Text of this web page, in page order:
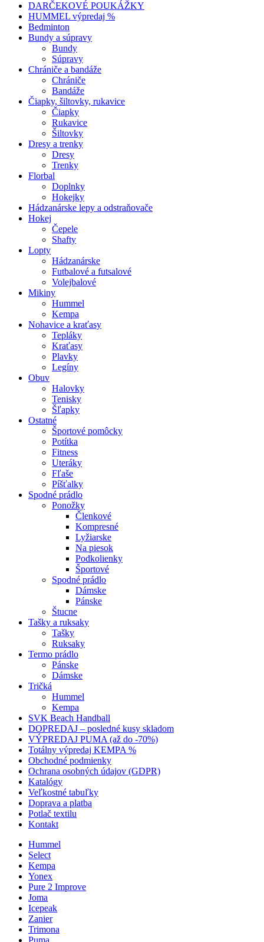
DARČEKOVÉ POUKÁŽKY
HUMMEL výpredaj %
Bedminton
Bundy a súpravy
Bundy
Súpravy
Chrániče a bandáže
Chrániče
Bandáže
Čiapky, šiltovky, rukavice
Čiapky
Rukavice
Šiltovky
Dresy a trenky
Dresy
Trenky
Florbal
Doplnky
Hokejky
Hádzanárske lepy a odstraňovače
Hokej
Čepele
Shafty
Lopty
Hádzanárske
Futbalové a futsalové
Volejbalové
Mikiny
Hummel
Kempa
Nohavice a kraťasy
Tepláky
Kraťasy
Plavky
Legíny
Obuv
Halovky
Tenisky
Šľapky
Ostatné
Športové pomôcky
Potítka
Fitness
Uteráky
Fľaše
Píšťalky
Spodné prádlo
Ponožky
Členkové
Kompresné
Lyžiarske
Na piesok
Podkolienky
Športové
Spodné prádlo
Dámske
Pánske
Štucne
Tašky a ruksaky
Tašky
Ruksaky
Termo prádlo
Pánske
Dámske
Tričká
Hummel
Kempa
SVK Beach Handball
DOPREDAJ – posledné kusy skladom
VÝPREDAJ PUMA (až do -70%)
Totálny výpredaj KEMPA %
Obchodné podmienky
Ochrana osobných údajov (GDPR)
Katalógy
Veľkostné tabuľky
Doprava a platba
Potlač textilu
Kontakt
Hummel
Select
Kempa
Yonex
Pure 2 Improve
Joma
Icepeak
Zanier
Trimona
Puma